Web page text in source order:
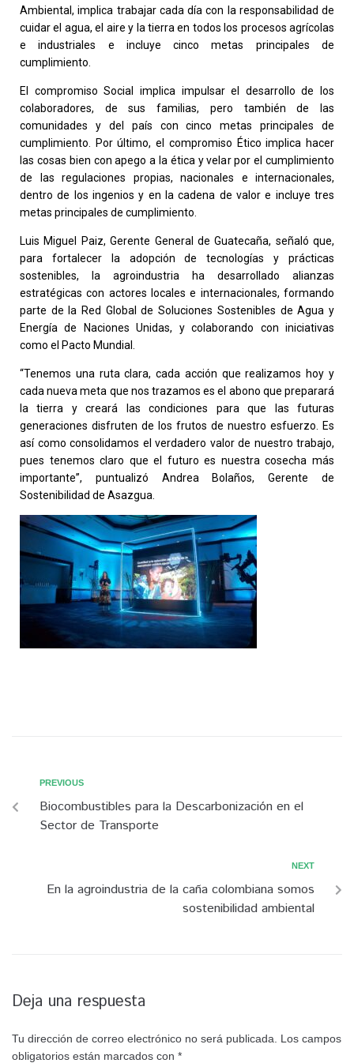
Ambiental, implica trabajar cada día con la responsabilidad de
cuidar el agua, el aire y la tierra en todos los procesos agrícolas
e industriales e incluye cinco metas principales de
cumplimiento.
El compromiso Social implica impulsar el desarrollo de los
colaboradores, de sus familias, pero también de las
comunidades y del país con cinco metas principales de
cumplimiento. Por último, el compromiso Ético implica hacer
las cosas bien con apego a la ética y velar por el cumplimiento
de las regulaciones propias, nacionales e internacionales,
dentro de los ingenios y en la cadena de valor e incluye tres
metas principales de cumplimiento.
Luis Miguel Paiz, Gerente General de Guatecaña, señaló que,
para fortalecer la adopción de tecnologías y prácticas
sostenibles, la agroindustria ha desarrollado alianzas
estratégicas con actores locales e internacionales, formando
parte de la Red Global de Soluciones Sostenibles de Agua y
Energía de Naciones Unidas, y colaborando con iniciativas
como el Pacto Mundial.
“Tenemos una ruta clara, cada acción que realizamos hoy y
cada nueva meta que nos trazamos es el abono que preparará
la tierra y creará las condiciones para que las futuras
generaciones disfruten de los frutos de nuestro esfuerzo. Es
así como consolidamos el verdadero valor de nuestro trabajo,
pues tenemos claro que el futuro es nuestra cosecha más
importante”, puntualizó Andrea Bolaños, Gerente de
Sostenibilidad de Asazgua.
PREVIOUS
Biocombustibles para la Descarbonización en el
Sector de Transporte
NEXT
En la agroindustria de la caña colombiana somos
sostenibilidad ambiental
Deja una respuesta
Tu dirección de correo electrónico no será publicada.
Los campos
obligatorios están marcados con *